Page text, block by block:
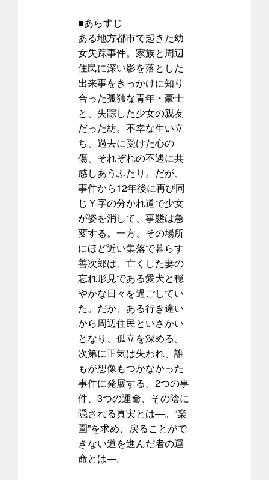
■あらすじ
ある地方都市で起きた幼
女失踪事件。家族と周辺
住民に深い影を落とした
出来事をきっかけに知り
合った孤独な青年・豪士
と、失踪した少女の親友
だった紡。不幸な生い立
ち、過去に受けた心の
傷、それぞれの不遇に共
感しあうふたり。だが、
事件から12年後に再び同
じＹ字の分かれ道で少女
が姿を消して、事態は急
変する。一方、その場所
にほど近い集落で暮らす
善次郎は、亡くした妻の
忘れ形見である愛犬と穏
やかな日々を過ごしてい
た。だが、ある行き違い
から周辺住民といさかい
となり、孤立を深める。
次第に正気は失われ、誰
もが想像もつかなかった
事件に発展する。2つの事
件、3つの運命、その陰に
隠される真実とは―。“楽
園”を求め、戻ることがで
きない道を進んだ者の運
命とは―。